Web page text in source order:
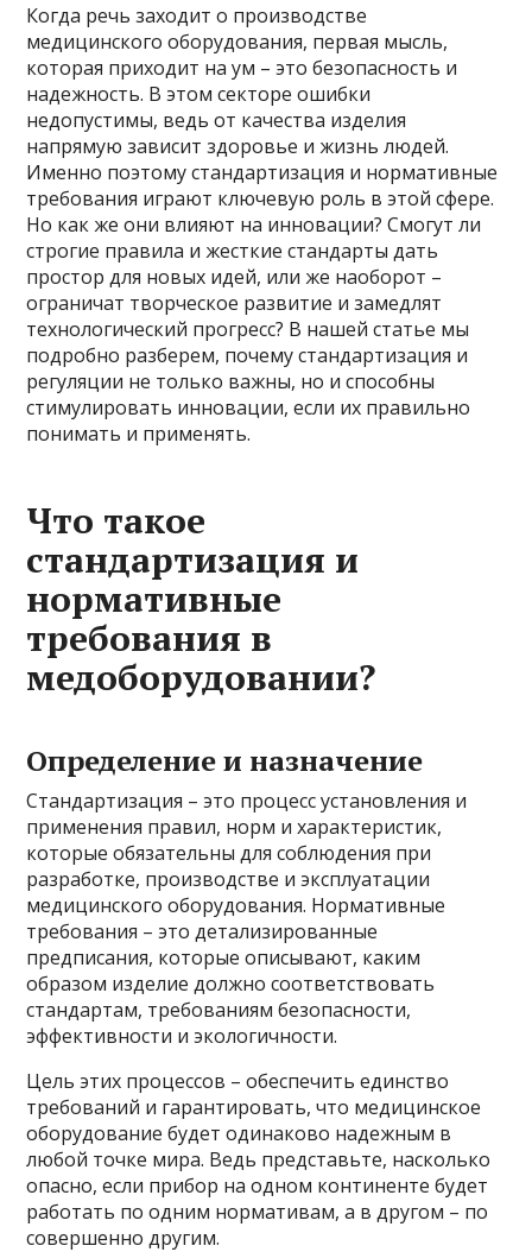
Когда речь заходит о производстве
медицинского оборудования, первая мысль,
которая приходит на ум – это безопасность и
надежность. В этом секторе ошибки
недопустимы, ведь от качества изделия
напрямую зависит здоровье и жизнь людей.
Именно поэтому стандартизация и нормативные
требования играют ключевую роль в этой сфере.
Но как же они влияют на инновации? Смогут ли
строгие правила и жесткие стандарты дать
простор для новых идей, или же наоборот –
ограничат творческое развитие и замедлят
технологический прогресс? В нашей статье мы
подробно разберем, почему стандартизация и
регуляции не только важны, но и способны
стимулировать инновации, если их правильно
понимать и применять.
Что такое
стандартизация и
нормативные
требования в
медоборудовании?
Определение и назначение
Стандартизация – это процесс установления и
применения правил, норм и характеристик,
которые обязательны для соблюдения при
разработке, производстве и эксплуатации
медицинского оборудования. Нормативные
требования – это детализированные
предписания, которые описывают, каким
образом изделие должно соответствовать
стандартам, требованиям безопасности,
эффективности и экологичности.
Цель этих процессов – обеспечить единство
требований и гарантировать, что медицинское
оборудование будет одинаково надежным в
любой точке мира. Ведь представьте, насколько
опасно, если прибор на одном континенте будет
работать по одним нормативам, а в другом – по
совершенно другим.